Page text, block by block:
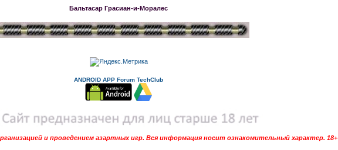
Бальтасар Грасиан-и-Моралес
ANDROID APP Forum TechClub
и проведением азартных игр. Вся информация носит ознакомительный характер. 18+